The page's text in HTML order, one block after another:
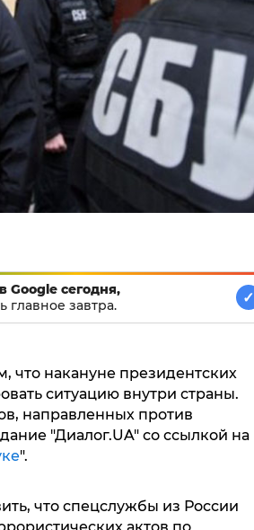
Google сегодня,
главное завтра.
✓
что накануне президентских
ситуацию внутри страны.
направленных против
"Диалог.UA" со ссылкой на
".
что спецслужбы из России